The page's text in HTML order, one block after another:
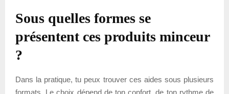
Sous quelles formes se
présentent ces produits minceur
?
Dans la pratique, tu peux trouver ces aides sous plusieurs
formats. Le choix dépend de ton confort, de ton rythme de